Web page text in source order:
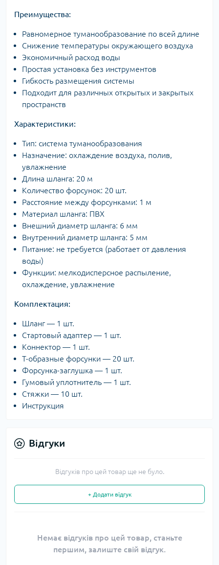
Преимущества:
Равномерное туманообразование по всей длине
Снижение температуры окружающего воздуха
Экономичный расход воды
Простая установка без инструментов
Гибкость размещения системы
Подходит для различных открытых и закрытых
пространств
Характеристики:
Тип: система туманообразования
Назначение: охлаждение воздуха, полив,
увлажнение
Длина шланга: 20 м
Количество форсунок: 20 шт.
Расстояние между форсунками: 1 м
Материал шланга: ПВХ
Внешний диаметр шланга: 6 мм
Внутренний диаметр шланга: 5 мм
Питание: не требуется (работает от давления
воды)
Функции: мелкодисперсное распыление,
охлаждение, увлажнение
Комплектация:
Шланг — 1 шт.
Стартовый адаптер — 1 шт.
Коннектор — 1 шт.
Т-образные форсунки — 20 шт.
Форсунка-заглушка — 1 шт.
Гумовый уплотнитель — 1 шт.
Стяжки — 10 шт.
Инструкция
Відгуки
Відгуків про цей товар ще не було.
+ Додати відгук
Немає відгуків про цей товар, станьте
першим, залиште свій відгук.